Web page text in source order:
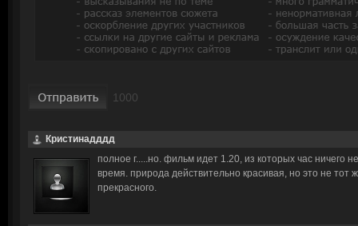
Кристинадддд
полное г.....но. фильм идет 1.20, из которых час ничего
время. природа действительно красивая, но это не тот
прекрасного.